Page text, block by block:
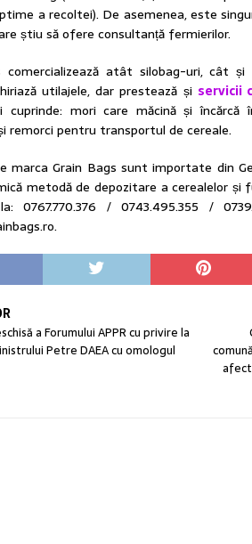
a recoltei). De asemenea, este
știu să ofere consultanță fermierilor.
comercializează atât silobag-uri, cât și
utilajele, dar prestează și servicii
mori care măcină și încărcă
remorci pentru transportul de cereale.
marca Grain Bags sunt importate din
metodă de depozitare a cerealelor și
0767.770.376 / 0743.495.355 /
a Forumului APPR cu privire la
Petre DAEA cu omologul